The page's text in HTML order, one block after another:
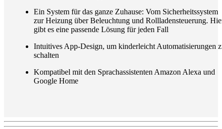
Ein System für das ganze Zuhause: Vom Sicherheitssystem
zur Heizung über Beleuchtung und Rollladensteuerung.
gibt es eine passende Lösung für jeden Fall
Intuitives App-Design, um kinderleicht Automatisierungen
schalten
Kompatibel mit den Sprachassistenten Amazon Alexa und
Google Home